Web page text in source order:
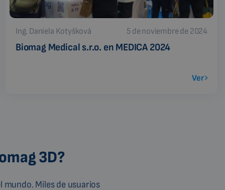
Ing. Daniela Kotyšková 5 de noviembre de 2024
Biomag Medical s.r.o. en MEDICA 2024
Ver
3D?
Miles de usuarios